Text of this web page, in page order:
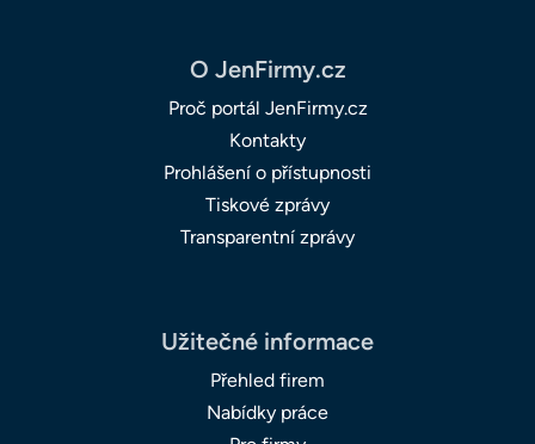
O JenFirmy.cz
Proč portál JenFirmy.cz
Kontakty
Prohlášení o přístupnosti
Tiskové zprávy
Transparentní zprávy
Užitečné informace
Přehled firem
Nabídky práce